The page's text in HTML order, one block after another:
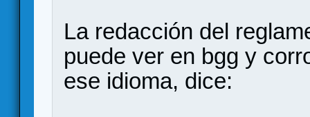
La redacción del
puede ver en bgg y
ese idioma, dice: